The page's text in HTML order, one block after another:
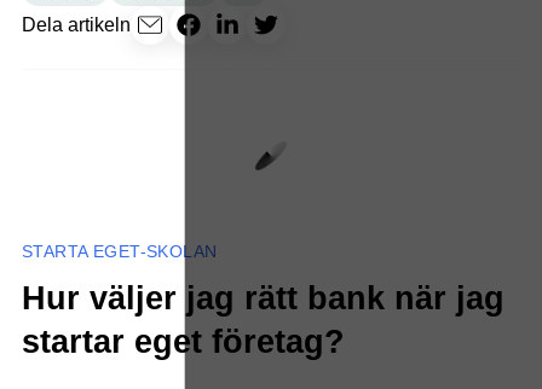
Dela artikeln
STARTA EGET-SKOLAN
Hur väljer jag rätt bank när jag
startar eget företag?